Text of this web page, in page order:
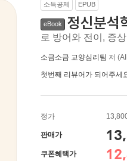
소득공제 EPUB
eBook 정신분석
로 방어와 전이, 증
소금소금 교양심리팀 저
첫번째 리뷰어가 되어주세
정가
판매가
쿠폰혜택가